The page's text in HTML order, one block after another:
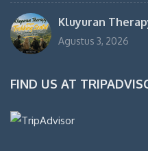
Kluyuran
Agustus 3, 2026
FIND US AT